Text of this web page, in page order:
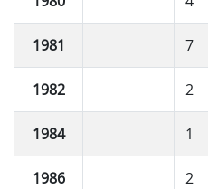
1981 7
1982 2
1984 1
1986 2